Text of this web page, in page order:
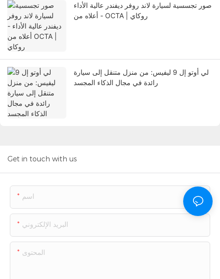
صور تجسسية لسيارة لاند روفر ديفندر عالية الأداء
- أعلاه من OCTA | روكاي
لي أوتو إل 9 ليفيس: من منزل متنقل إلى سيارة
رائدة في مجال الذكاء المجسد
Get in touch with us
اسم
البريد الإلكتروني
المحتوى